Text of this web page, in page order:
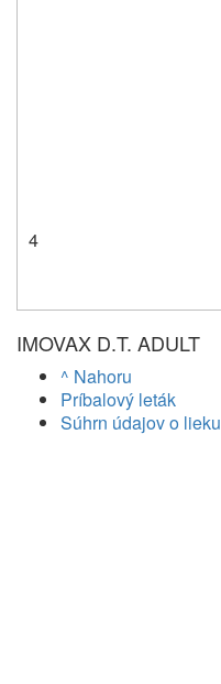
4
IMOVAX D.T. ADULT
^ Nahoru
Príbalový leták
Súhrn údajov o lieku